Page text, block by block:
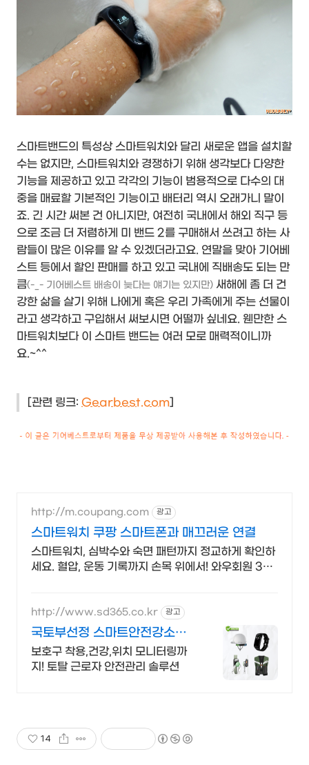
스마트밴드의 특성상 스마트워치와 달리 새로운 앱을 설치할
수는 없지만, 스마트워치와 경쟁하기 위해 생각보다 다양한
기능을 제공하고 있고 각각의 기능이 범용적으로 다수의 대
중을 매료할 기본적인 기능이고 배터리 역시 오래가니 말이
죠. 긴 시간 써본 건 아니지만, 여전히 국내에서 해외 직구 등
으로 조금 더 저렴하게 미 밴드 2를 구매해서 쓰려고 하는 사
람들이 많은 이유를 알 수 있겠더라고요. 연말을 맞아 기어베
스트 등에서 할인 판매를 하고 있고 국내에 직배송도 되는 만
큼(-_- 기어베스트 배송이 늦다는 얘기는 있지만) 새해에 좀 더 건
강한 삶을 살기 위해 나에게 혹은 우리 가족에게 주는 선물이
라고 생각하고 구입해서 써보시면 어떨까 싶네요. 웬만한 스
마트워치보다 이 스마트 밴드는 여러 모로 매력적이니까
요.~^^
[관련 링크: Gearbest.com]
http://m.coupang.com 광고
스마트워치 쿠팡 스마트폰과 매끄러운 연결
스마트워치, 심박수와 숙면 패턴까지 정교하게 확인하
세요. 혈압, 운동 기록까지 손목 위에서! 와우회원 30
http://www.sd365.co.kr 광고
국토부선정 스마트안전강소기
업 합리적인 가격, 무료 컨설팅
보호구 착용,건강,위치 모니터링까
지! 토탈 근로자 안전관리 솔루션
14